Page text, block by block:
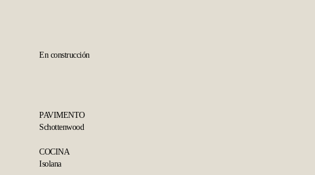
En construcción
PAVIMENTO
Schottenwood
COCINA
Isolana